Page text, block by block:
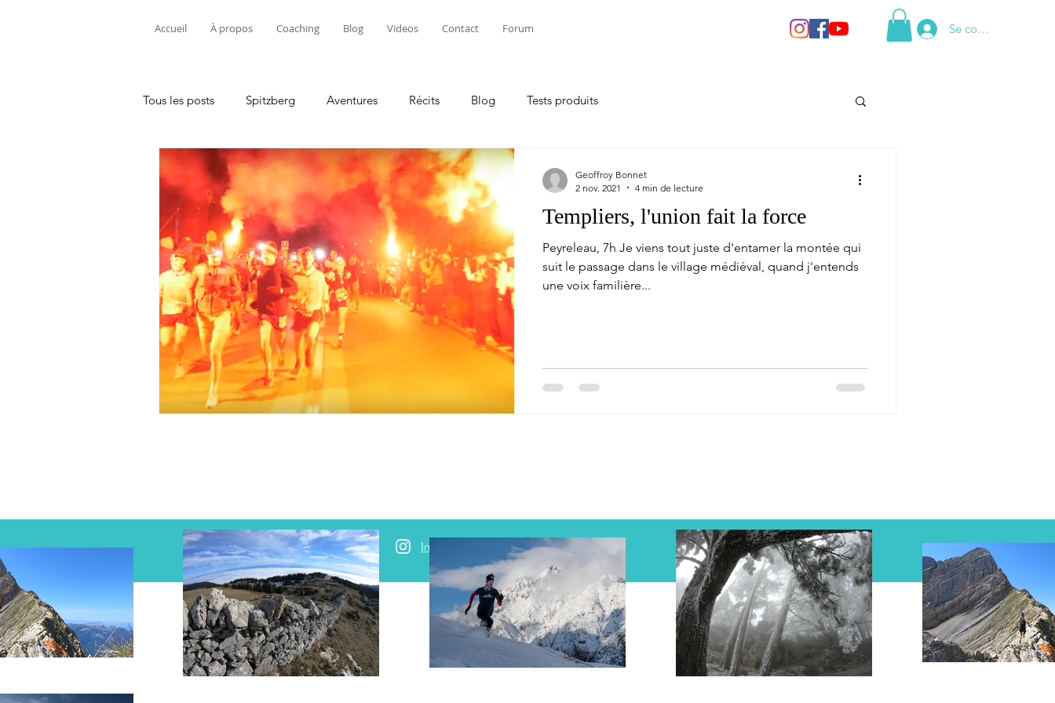
Accueil À propos Coaching Blog Videos Contact Forum Se connecter
Tous les posts Spitzberg Aventures Récits Blog Tests produits
Templiers, l'union fait la force
Peyreleau, 7h Je viens tout juste d'entamer la montée qui
suit le passage dans le village médiéval, quand j'entends
une voix familière...
Geoffroy Bonnet
2 nov. 2021
4 min de lecture
Facebook Instagram